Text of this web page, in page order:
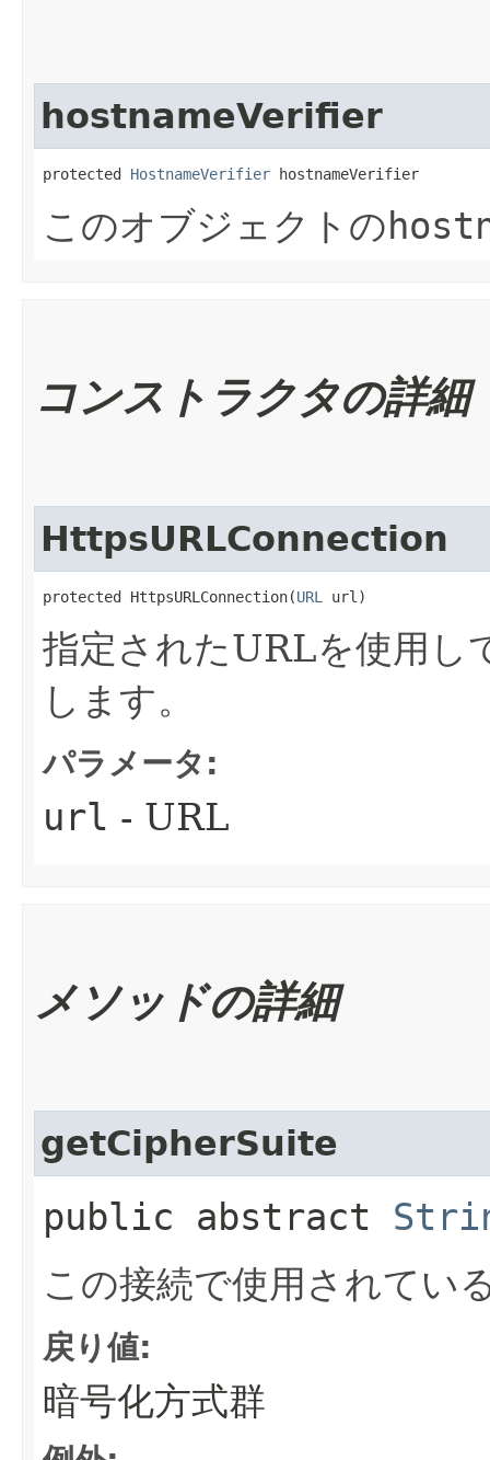
hostnameVerifier
protected HostnameVerifier hostnameVerifier
このオブジェクトの
コンストラクタの詳細
HttpsURLConnection
protected HttpsURLConnection​(URL url)
指定されたURLを使用し
します。
パラメータ:
url - URL
メソッドの詳細
getCipherSuite
public abstract
この接続で使用されてい
戻り値:
暗号化方式群